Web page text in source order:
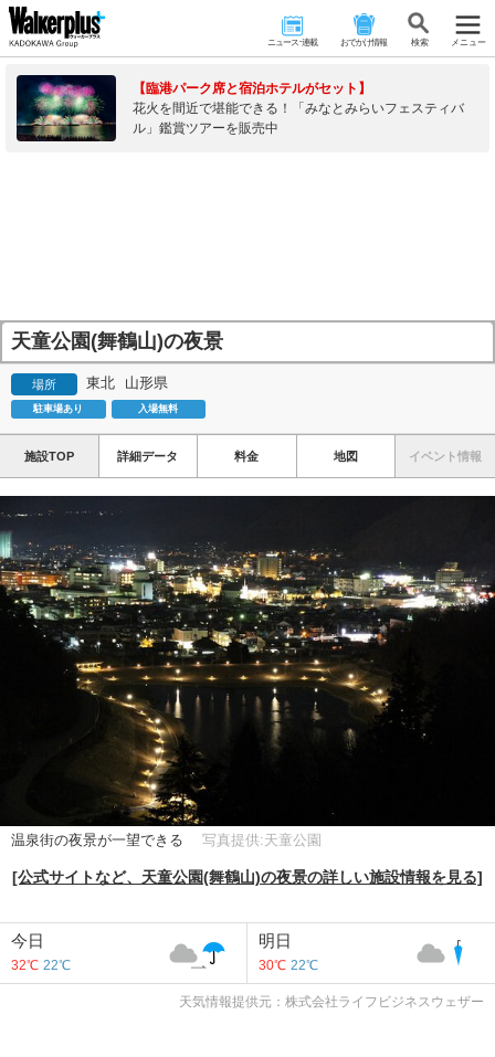
ニュース･連載 おでかけ情報 検 索 メニュー
【臨港パーク席と宿泊ホテルがセット】
花火を間近で堪能できる！「みなとみらいフェスティバ
ル」鑑賞ツアーを販売中
天童公園(舞鶴山)の夜景
場所 東北 山形県
駐車場あり 入場無料
施設TOP 詳細データ 料金 地図 イベント情報
温泉街の夜景が一望できる 写真提供:天童公園
[公式サイトなど、天童公園(舞鶴山)の夜景の詳しい施設情報を見る]
今日
32℃ 22℃
明日
30℃ 22℃
天気情報提供元：株式会社ライフビジネスウェザー